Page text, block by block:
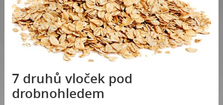
7 druhů vloček pod
drobnohledem